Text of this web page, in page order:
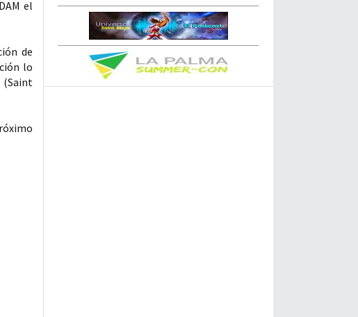
el
de
lo
(Saint